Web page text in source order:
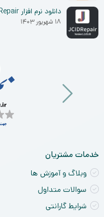
دانلود نرم افزار JCID Repair
۱۸ شهریور ۱۴۰۳
خدمات مشتریان
وبلاگ و آموزش ها
سوالات متداول
شرایط گارانتی